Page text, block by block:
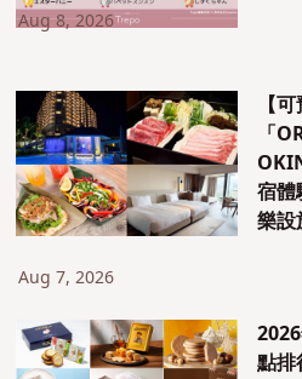
Aug 8, 2026
【
「
宿體
樂設
Aug 7, 2026
點排